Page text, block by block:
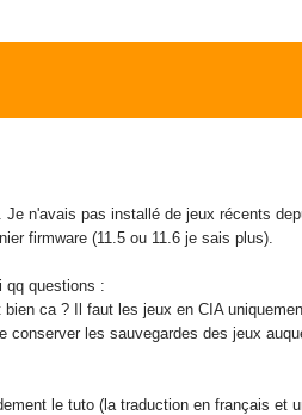
n'avais pas installé de jeux récents
firmware (11.5 ou 11.6 je sais plus).
qq questions :
ca ? Il faut les jeux en CIA
les sauvegardes des jeux
le tuto (la traduction en français et